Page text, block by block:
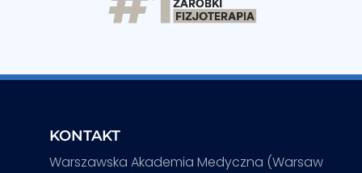
KONTAKT
Warszawska Akademia Medyczna (Warsaw